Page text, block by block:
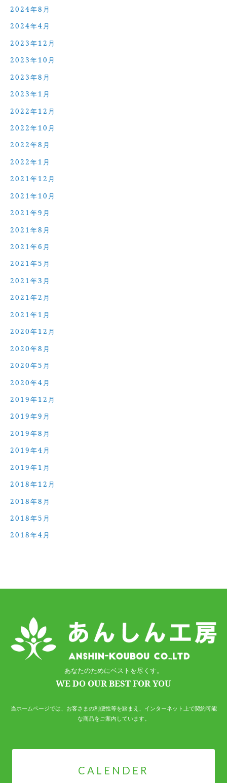
2024年8月
2024年4月
2023年12月
2023年10月
2023年8月
2023年1月
2022年12月
2022年10月
2022年8月
2022年1月
2021年12月
2021年10月
2021年9月
2021年8月
2021年6月
2021年5月
2021年3月
2021年2月
2021年1月
2020年12月
2020年8月
2020年5月
2020年4月
2019年12月
2019年9月
2019年8月
2019年4月
2019年1月
2018年12月
2018年8月
2018年5月
2018年4月
あなたのためにベストを尽くす。
WE DO OUR BEST FOR YOU
当ホームページでは、お客さまの利便性等を踏まえ、インターネット上で契約可能
な商品をご案内しています。
CALENDER